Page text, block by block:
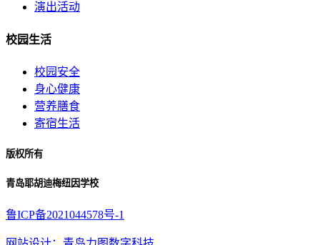
演出活动
校园生活
校园安全
身心健康
营养膳食
寄宿生活
版权所有
青岛耶胡迪梅纽因学校
鲁ICP备2021044578号-1